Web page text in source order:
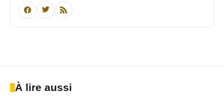
À lire aussi